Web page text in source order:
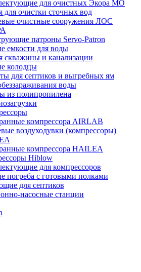
для очистных Экора МО
для очистки сточных вод
очистные сооружения ЛОС
патроны Servo-Patron
емкости для воды
скважины и канализации
колодцы
для септиков и выгребных ям
воды
из полипропилена
компрессора AIRLAB
воздуходувки (компрессоры)
компрессора HAILEA
Hiblow
для компрессоров
погреба с готовыми полками
для септиков
насосные станции